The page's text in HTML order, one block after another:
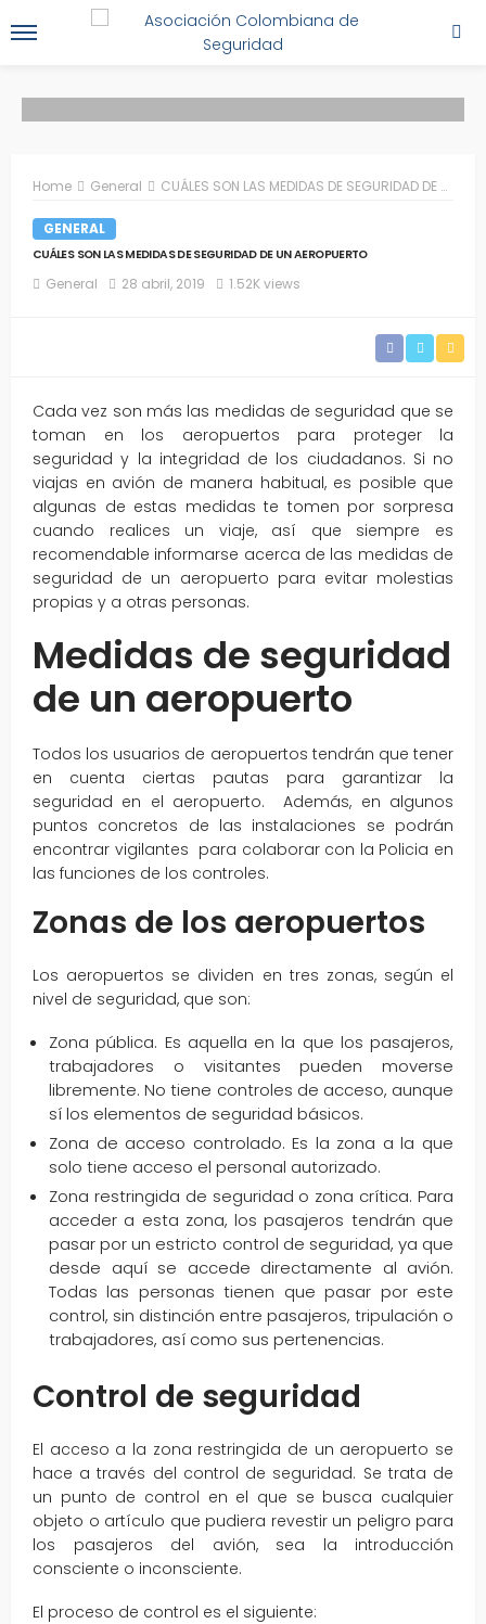
Home General CUÁLES SON LAS MEDIDAS DE SEGURIDAD DE UN AEROPUERTO
GENERAL
CUÁLES SON LAS MEDIDAS DE SEGURIDAD DE UN AEROPUERTO
General 28 abril, 2019 1.52K views
Cada vez son más las medidas de seguridad que se
toman en los aeropuertos para proteger la
seguridad y la integridad de los ciudadanos. Si no
viajas en avión de manera habitual, es posible que
algunas de estas medidas te tomen por sorpresa
cuando realices un viaje, así que siempre es
recomendable informarse acerca de las medidas de
seguridad de un aeropuerto para evitar molestias
propias y a otras personas.
Medidas de seguridad
de un aeropuerto
Todos los usuarios de aeropuertos tendrán que tener
en cuenta ciertas pautas para garantizar la
seguridad en el aeropuerto. Además, en algunos
puntos concretos de las instalaciones se podrán
encontrar vigilantes para colaborar con la Policia en
las funciones de los controles.
Zonas de los aeropuertos
Los aeropuertos se dividen en tres zonas, según el
nivel de seguridad, que son:
Zona pública. Es aquella en la que los pasajeros,
trabajadores o visitantes pueden moverse
libremente. No tiene controles de acceso, aunque
sí los elementos de seguridad básicos.
Zona de acceso controlado. Es la zona a la que
solo tiene acceso el personal autorizado.
Zona restringida de seguridad o zona crítica. Para
acceder a esta zona, los pasajeros tendrán que
pasar por un estricto control de seguridad, ya que
desde aquí se accede directamente al avión.
Todas las personas tienen que pasar por este
control, sin distinción entre pasajeros, tripulación o
trabajadores, así como sus pertenencias.
Control de seguridad
El acceso a la zona restringida de un aeropuerto se
hace a través del control de seguridad. Se trata de
un punto de control en el que se busca cualquier
objeto o artículo que pudiera revestir un peligro para
los pasajeros del avión, sea la introducción
consciente o inconsciente.
El proceso de control es el siguiente: